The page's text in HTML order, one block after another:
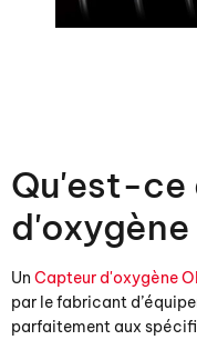
Qu'est-ce
d'oxygène
Un Capteur d'oxygène
par le fabricant
parfaitement aux